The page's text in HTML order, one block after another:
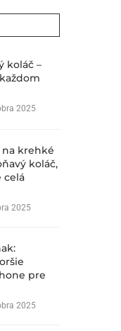
koláč –
2025
krehké
koláč,
celá
2025
pre
2025